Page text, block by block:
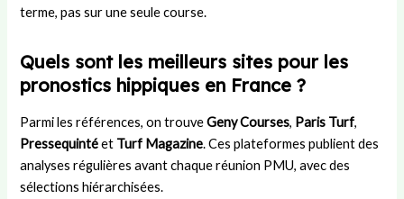
terme, pas sur une seule course.
Quels sont les meilleurs sites pour les
pronostics hippiques en France ?
Parmi les références, on trouveGeny Courses, Paris Turf,
Pressequintéet Turf Magazine. Ces plateformes publient des
analyses régulières avant chaque réunion PMU, avec des
sélections hiérarchisées.